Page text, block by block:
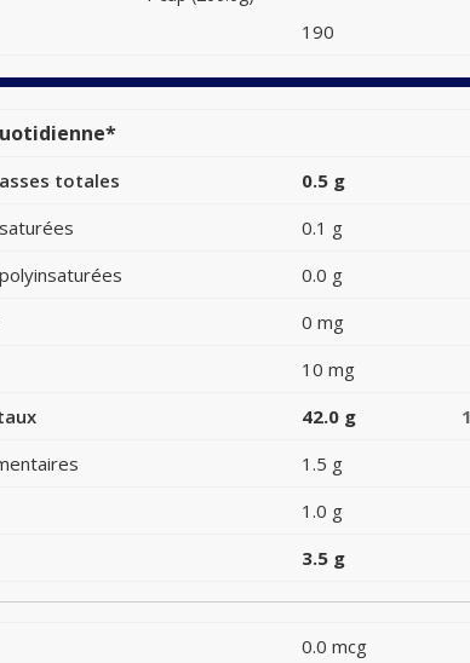
190
totales 0.5 g
0.1 g
0.0 g
0 mg
10 mg
42.0 g
1.5 g
1.0 g
3.5 g
0.0 mcg